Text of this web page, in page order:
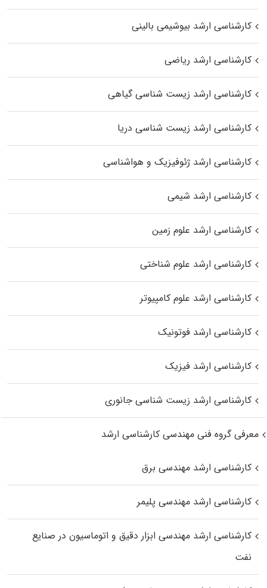
کارشناسی ارشد بیوشیمی بالینی
کارشناسی ارشد ریاضی
کارشناسی ارشد زیست‌ شناسی گیاهی
کارشناسی ارشد زیست‌ شناسی دریا
کارشناسی ارشد ژئوفیزیک و هواشناسی
کارشناسی ارشد شیمی
کارشناسی ارشد علوم زمین
کارشناسی ارشد علوم شناختی
کارشناسی ارشد علوم کامپیوتر
کارشناسی ارشد فوتونیک
کارشناسی ارشد فیزیک
کارشناسی ارشد زیست‌ شناسی جانوری
معرفی گروه فنی مهندسی کارشناسی ارشد
کارشناسی ارشد مهندسی برق
کارشناسی ارشد مهندسی پلیمر
کارشناسی ارشد مهندسی ابزار دقیق و اتوماسیون در صنایع
نفت